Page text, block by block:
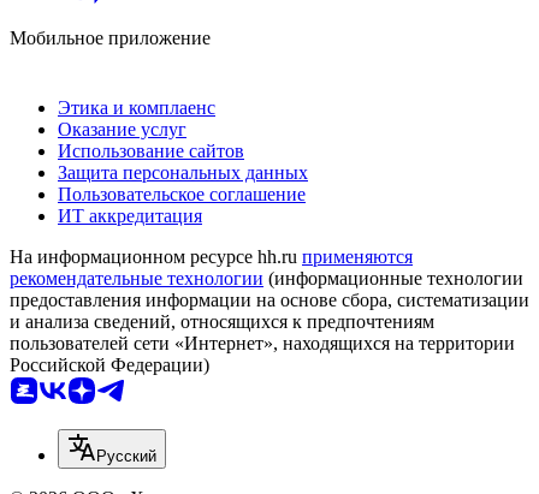
Мобильное приложение
Этика и комплаенс
Оказание услуг
Использование сайтов
Защита персональных данных
Пользовательское соглашение
ИТ аккредитация
На информационном ресурсе hh.ru применяются
рекомендательные технологии (информационные технологии
предоставления информации на основе сбора, систематизации
и анализа сведений, относящихся к предпочтениям
пользователей сети «Интернет», находящихся на территории
Российской Федерации)
Русский